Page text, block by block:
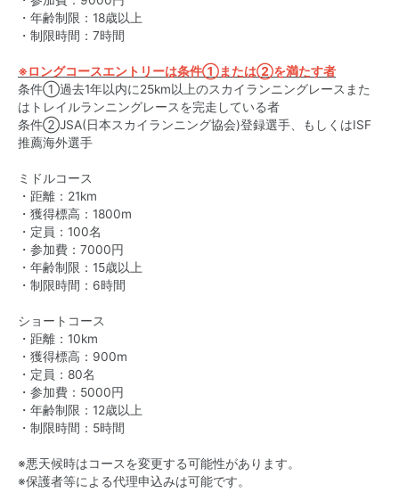
・年齢制限：18歳以上
・制限時間：7時間
※ロングコースエントリーは条件①または②を満たす者
条件①過去1年以内に25km以上のスカイランニングレースまた
はトレイルランニングレースを完走している者
条件②JSA(日本スカイランニング協会)登録選手、もしくはISF
推薦海外選手
ミドルコース
・距離：21km
・獲得標高：1800m
・定員：100名
・参加費：7000円
・年齢制限：15歳以上
・制限時間：6時間
ショートコース
・距離：10km
・獲得標高：900m
・定員：80名
・参加費：5000円
・年齢制限：12歳以上
・制限時間：5時間
※悪天候時はコースを変更する可能性があります。
※保護者等による代理申込みは可能です。